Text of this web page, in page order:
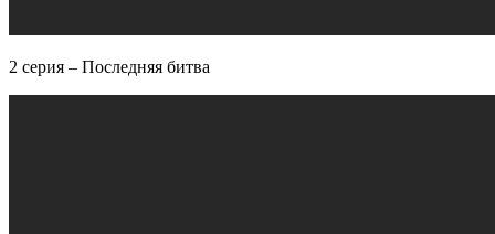
2 серия – Последняя битва